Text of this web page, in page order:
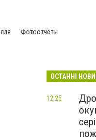
Фотоотчеты
ОСТАННІ
12:25